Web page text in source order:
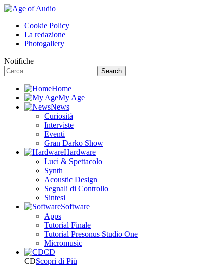
Cookie Policy
La redazione
Photogallery
Notifiche
Home
My Age
News
Curiosità
Interviste
Eventi
Gran Darko Show
Hardware
Luci & Spettacolo
Synth
Acoustic Design
Segnali di Controllo
Sintesi
Software
Apps
Tutorial Finale
Tutorial Presonus Studio One
Micromusic
CD
CDScopri di Più